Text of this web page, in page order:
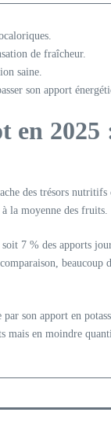
de fraîcheur.
saine.
son apport
2025
des trésors
la moyenne des
7 % des apports
beaucoup
son apport en
mais en moindre